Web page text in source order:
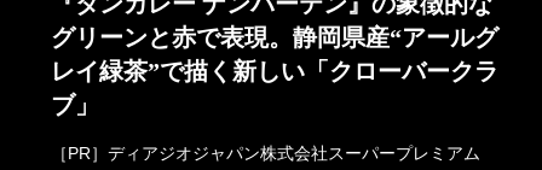
グリーンと赤で表現。静岡県産“アールグ
レイ緑茶”で描く新しい「クローバークラ
ブ」
［PR］ディアジオジャパン株式会社スーパープレミアム